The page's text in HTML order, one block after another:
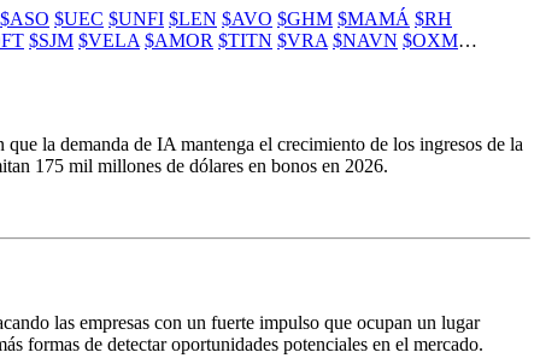
$ASO $UEC $UNFI $LEN $AVO $GHM $MAMÁ $RH
$SJM $VELA $AMOR $TITN $VRA $NAVN $OXM…
la demanda de IA mantenga el crecimiento de los ingresos de la
175 mil millones de dólares en bonos en 2026.
las empresas con un fuerte impulso que ocupan un lugar
formas de detectar oportunidades potenciales en el mercado.